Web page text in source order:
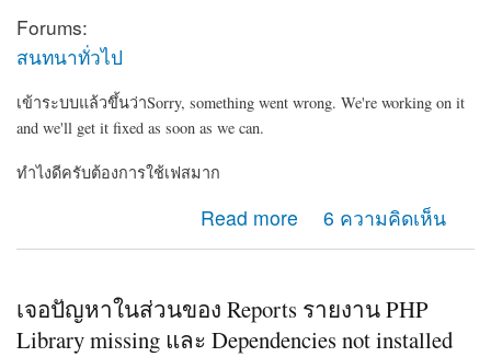
Forums:
สนทนาทั่วไป
เข้าระบบแล้วขึ้นว่าSorry, something went wrong. We're working on it
and we'll get it fixed as soon as we can.
ทำไงดีครับต้องการใช้เฟสมาก
Read more
about เข้าระบบแล้วขึ้นว่าSorry, something went wrong.
We're working on it and we'll get it fixed as soon as we
6 ความคิดเห็น
เจอปัญหาในส่วนของ Reports รายงาน PHP
Library missing และ Dependencies not installed